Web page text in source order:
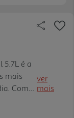
é a
mais
Com
ver
mais